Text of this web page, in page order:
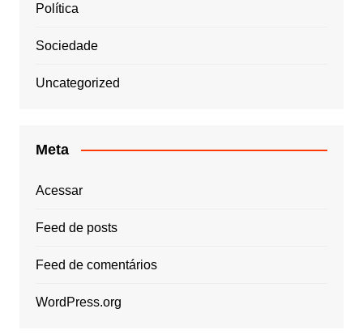
Política
Sociedade
Uncategorized
Meta
Acessar
Feed de posts
Feed de comentários
WordPress.org